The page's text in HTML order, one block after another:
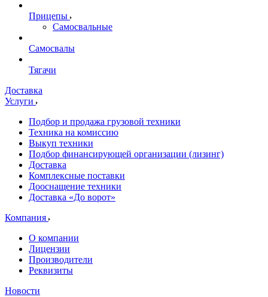
Прицепы
Самосвальные
Самосвалы
Тягачи
Доставка
Услуги
Подбор и продажа грузовой техники
Техника на комиссию
Выкуп техники
Подбор финансирующей организации (лизинг)
Доставка
Комплексные поставки
Дооснащение техники
Доставка «До ворот»
Компания
О компании
Лицензии
Производители
Реквизиты
Новости